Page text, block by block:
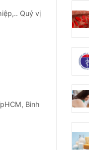
Quý vị
Bình